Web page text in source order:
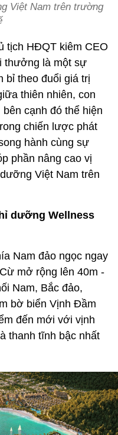
Việt Nam trên trường
tịch HĐQT kiêm CEO
thưởng là một sự
bỉ theo đuổi giá trị
thiên nhiên, con
cạnh đó thể hiện
chiến lược phát
hành cùng sự
phần nâng cao vị
Việt Nam trên
dưỡng Wellness
Nam đảo ngọc ngay
mở rộng lên 40m -
Nam, Bắc đảo,
bờ biển Vịnh Đầm
đến mới với vịnh
thanh tĩnh bậc nhất